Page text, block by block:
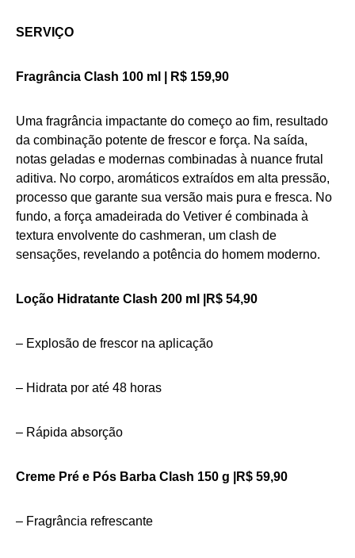
SERVIÇO
Fragrância Clash 100 ml | R$ 159,90
Uma fragrância impactante do começo ao fim, resultado
da combinação potente de frescor e força. Na saída,
notas geladas e modernas combinadas à nuance frutal
aditiva. No corpo, aromáticos extraídos em alta pressão,
processo que garante sua versão mais pura e fresca. No
fundo, a força amadeirada do Vetiver é combinada à
textura envolvente do cashmeran, um clash de
sensações, revelando a potência do homem moderno.
Loção Hidratante Clash 200 ml |R$ 54,90
– Explosão de frescor na aplicação
– Hidrata por até 48 horas
– Rápida absorção
Creme Pré e Pós Barba Clash 150 g |R$ 59,90
– Fragrância refrescante